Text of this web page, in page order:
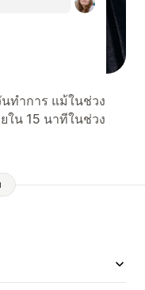
ทำการ แม้ในช่วง
ใน 15 นาทีในช่วง